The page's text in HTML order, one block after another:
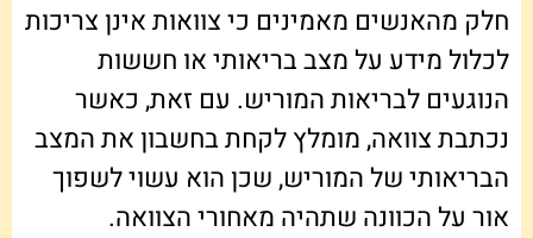
חלק מהאנשים מאמינים כי צוואות אינן צריכות
לכלול מידע על מצב בריאותי או חששות
הנוגעים לבריאות המוריש. עם זאת, כאשר
נכתבת צוואה, מומלץ לקחת בחשבון את המצב
הבריאותי של המוריש, שכן הוא עשוי לשפוך
אור על הכוונה שתהיה מאחורי הצוואה.